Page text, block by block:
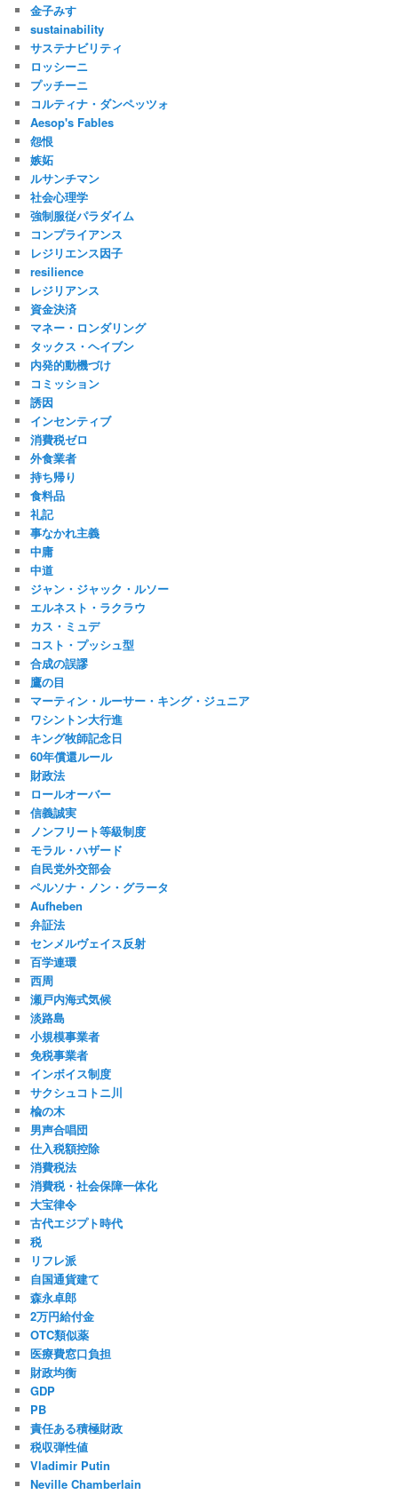
金子みすゞ
sustainability
サステナビリティ
ロッシーニ
プッチーニ
コルティナ・ダンペッツォ
Aesop's Fables
怨恨
嫉妬
ルサンチマン
社会心理学
強制服従パラダイム
コンプライアンス
レジリエンス因子
resilience
レジリアンス
資金決済
マネー・ロンダリング
タックス・ヘイブン
内発的動機づけ
コミッション
誘因
インセンティブ
消費税ゼロ
外食業者
持ち帰り
食料品
礼記
事なかれ主義
中庸
中道
ジャン・ジャック・ルソー
エルネスト・ラクラウ
カス・ミュデ
コスト・プッシュ型
合成の誤謬
鷹の目
マーティン・ルーサー・キング・ジュニア
ワシントン大行進
キング牧師記念日
60年償還ルール
財政法
ロールオーバー
信義誠実
ノンフリート等級制度
モラル・ハザード
自民党外交部会
ペルソナ・ノン・グラータ
Aufheben
弁証法
センメルヴェイス反射
百学連環
西周
瀬戸内海式気候
淡路島
小規模事業者
免税事業者
インボイス制度
サクシュコトニ川
楡の木
男声合唱団
仕入税額控除
消費税法
消費税・社会保障一体化
大宝律令
古代エジプト時代
税
リフレ派
自国通貨建て
森永卓郎
2万円給付金
OTC類似薬
医療費窓口負担
財政均衡
GDP
PB
責任ある積極財政
税収弾性値
Vladimir Putin
Neville Chamberlain